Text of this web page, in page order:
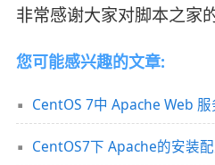
非常感谢大家对脚本之家
您可能感兴趣的文章:
CentOS 7中 Apache Web
CentOS7下 Apache的安装